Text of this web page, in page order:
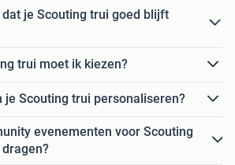
je Scouting trui goed blijft
trui moet ik kiezen?
je Scouting trui personaliseren?
evenementen voor Scouting